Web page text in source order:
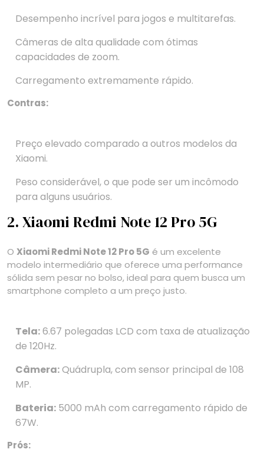
Desempenho incrível para jogos e multitarefas.
Câmeras de alta qualidade com ótimas
capacidades de zoom.
Carregamento extremamente rápido.
Contras:
Preço elevado comparado a outros modelos da
Xiaomi.
Peso considerável, o que pode ser um incômodo
para alguns usuários.
2. Xiaomi Redmi Note 12 Pro 5G
O Xiaomi Redmi Note 12 Pro 5G é um excelente
modelo intermediário que oferece uma performance
sólida sem pesar no bolso, ideal para quem busca um
smartphone completo a um preço justo.
Tela:6.67 polegadas LCD com taxa de atualização
de 120Hz.
Câmera:Quádrupla, com sensor principal de 108
MP.
Bateria: 5000 mAh com carregamento rápido de
67W.
Prós: